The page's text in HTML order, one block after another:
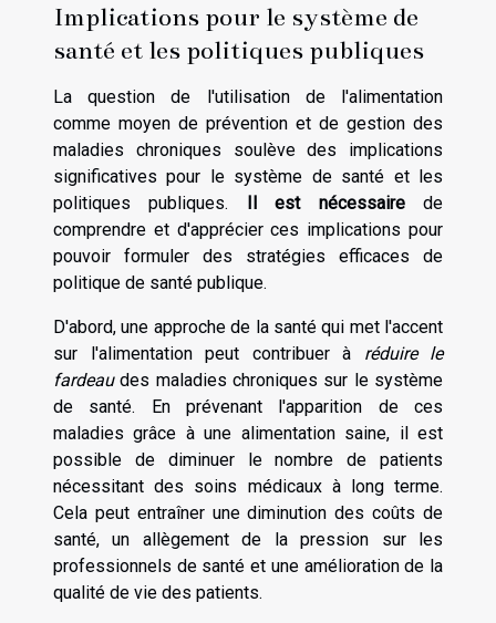
Implications pour le système de
santé et les politiques publiques
La question de l'utilisation de l'alimentation
comme moyen de prévention et de gestion des
maladies chroniques soulève des implications
significatives pour le système de santé et les
politiques publiques.
Il est nécessairede
comprendre et d'apprécier ces implications pour
pouvoir formuler des stratégies efficaces de
politique de santé publique.
D'abord, une approche de la santé qui met l'accent
sur l'alimentation peut contribuer à réduire le
fardeaudes maladies chroniques sur le système
de santé. En prévenant l'apparition de ces
maladies grâce à une alimentation saine, il est
possible de diminuer le nombre de patients
nécessitant des soins médicaux à long terme.
Cela peut entraîner une diminution des coûts de
santé, un allègement de la pression sur les
professionnels de santé et une amélioration de la
qualité de vie des patients.